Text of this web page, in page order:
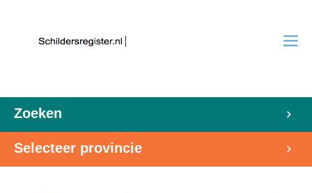
Zoeken
Selecteer provincie